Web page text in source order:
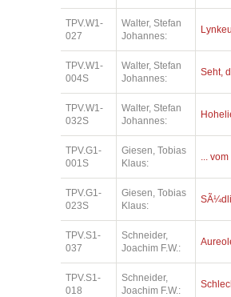
TPV.W1-
027
Walter, Stefan
Johannes:
TPV.W1-
004S
Walter, Stefan
Johannes:
Seht,
TPV.W1-
032S
Walter, Stefan
Johannes:
TPV.G1-
001S
Giesen, Tobias
Klaus:
...
TPV.G1-
023S
Giesen, Tobias
Klaus:
TPV.S1-
037
Schneider,
Joachim F.W.:
TPV.S1-
018
Schneider,
Joachim F.W.: